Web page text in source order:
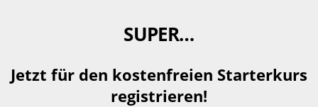
SUPER…
Jetzt für den kostenfreien Starterkurs
registrieren!